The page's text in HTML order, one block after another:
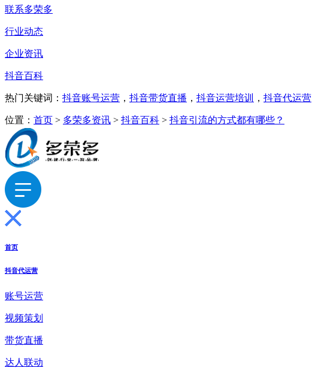
联系多荣多
行业动态
企业资讯
抖音百科
热门关键词： 抖音账号运营 ， 抖音带货直播 ， 抖音运营培训 ， 抖音代运营
位置： 首页 > 多荣多资讯 > 抖音百科 > 抖音引流的方式都有哪些？
首页
抖音代运营
账号运营
视频策划
带货直播
达人联动